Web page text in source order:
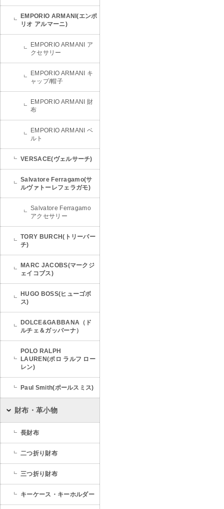
EMPORIO ARMANI(エンポ
リオ アルマーニ)
EMPORIO ARMANI ア
クセサリー
EMPORIO ARMANI キ
ャップ/帽子
EMPORIO ARMANI 財
布
EMPORIO ARMANI ベ
ルト
VERSACE(ヴェルサーチ)
Salvatore Ferragamo(サ
ルヴァトーレフェラガモ)
Salvatore Ferragamo
アクセサリー
TORY BURCH(トリーバー
チ)
MARC JACOBS(マークジ
ェイコブス)
HUGO BOSS(ヒューゴボ
ス)
DOLCE&GABBANA（ド
ルチェ＆ガッバーナ）
POLO RALPH
LAUREN(ポロ ラルフ ロー
レン)
Paul Smith(ポールスミス)
財布・革小物
長財布
二つ折り財布
三つ折り財布
キーケース・キーホルダー